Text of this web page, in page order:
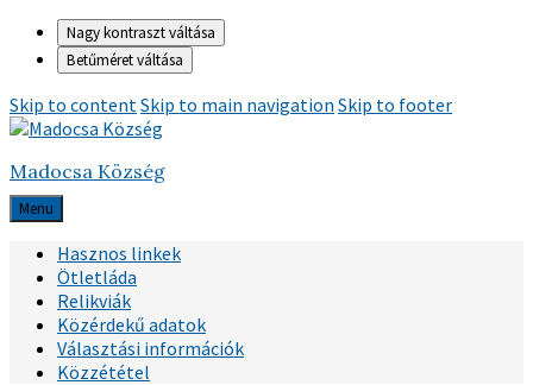
Nagy kontraszt váltása
Betűméret váltása
Skip to contentSkip to main navigation Skip to footer
Madocsa Község
Menu
Hasznos linkek
Ötletláda
Relikviák
Közérdekű adatok
Választási információk
Közzététel